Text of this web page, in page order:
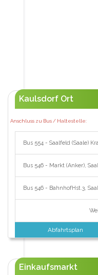
Kaulsdorf Ort
Anschluss zu Bus / Haltestelle:
Bus 554 - Saalfeld (Saale)
Bus 546 - Markt (Anker),
Bus 546 - BahnhofHst.3,
Abfahrtsplan
Einkaufsmarkt